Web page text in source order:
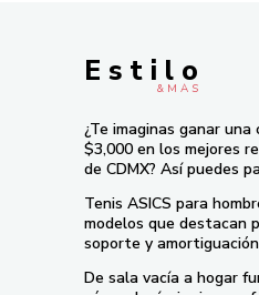
E s t i l o
& M À S
¿Te imaginas ganar una
$3,000 en los mejores
de CDMX? Así puedes
Tenis ASICS para
modelos que destacan
soporte y amortiguación
De sala vacía a hogar